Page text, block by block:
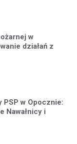
w
działań z
PSP w Opocznie:
Nawałnicy i